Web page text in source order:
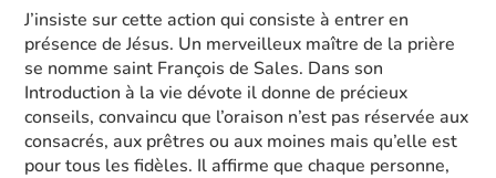
J’insiste sur cette action qui consiste à entrer en
présence de Jésus. Un merveilleux maître de la prière
se nomme saint François de Sales. Dans son
Introduction à la vie dévote il donne de précieux
conseils, convaincu que l’oraison n’est pas réservée aux
consacrés, aux prêtres ou aux moines mais qu’elle est
pour tous les fidèles. Il affirme que chaque personne,